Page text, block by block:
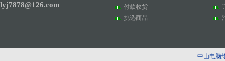
lyj7878@126.com
付款收货
挑选商品
中山电脑